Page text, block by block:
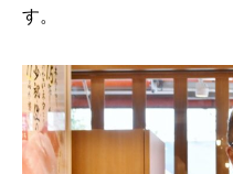
す。